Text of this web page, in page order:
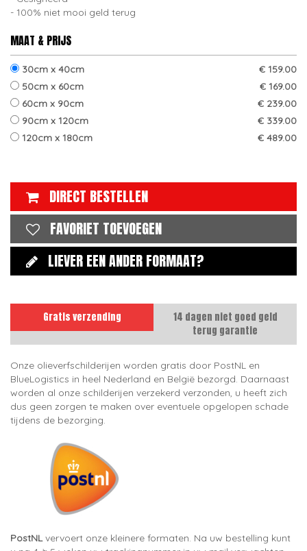
100% niet mooi geld terug
MAAT & PRIJS
30cm x 40cm
€ 159.00
50cm x 60cm
€ 169.00
60cm x 90cm
€ 239.00
90cm x 120cm
€ 339.00
120cm x 180cm
€ 489.00
DIRECT BESTELLEN
FAVORIET TOEVOEGEN
LIEVER EEN ANDER FORMAAT?
Gratis verzending
14 dagen niet goed geld
terug garantie
Onze olieverfschilderijen worden gratis door PostNL en
BlueLogistics in heel Nederland en België bezorgd. Daarnaast
worden al onze schilderijen verzekerd verzonden, u heeft zich
dus geen zorgen te maken over eventuele opgelopen schade
tijdens de bezorging.
PostNLvervoert onze kleinere formaten. Na uw bestelling kunt